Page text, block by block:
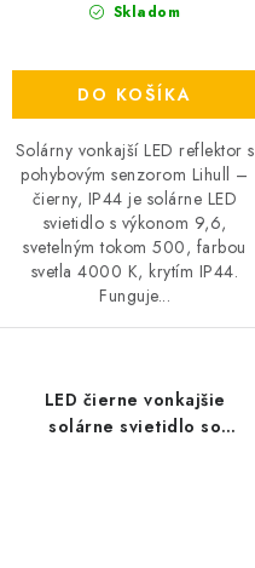
Skladom
DO KOŠÍKA
Solárny vonkajší LED reflektor s
pohybovým senzorom Lihull –
čierny, IP44 je solárne LED
svietidlo s výkonom 9,6,
svetelným tokom 500, farbou
svetla 4000 K, krytím IP44.
Funguje...
LED čierne vonkajšie
solárne svietidlo so